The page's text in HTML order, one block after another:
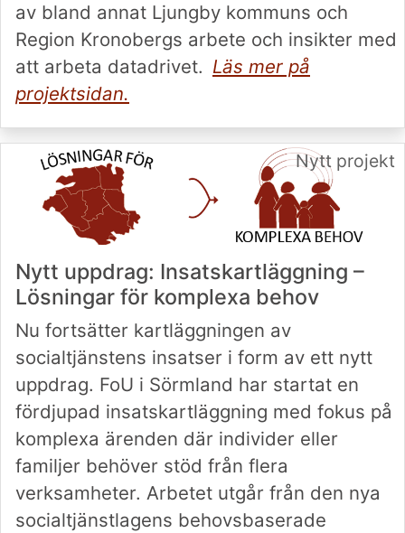
av bland annat Ljungby kommuns och
Region Kronobergs arbete och insikter med
att arbeta datadrivet. Läs mer på
projektsidan.
Nytt projekt
Nytt uppdrag: Insatskartläggning –
Lösningar för komplexa behov
Nu fortsätter kartläggningen av
socialtjänstens insatser i form av ett nytt
uppdrag. FoU i Sörmland har startat en
fördjupad insatskartläggning med fokus på
komplexa ärenden där individer eller
familjer behöver stöd från flera
verksamheter. Arbetet utgår från den nya
socialtjänstlagens behovsbaserade